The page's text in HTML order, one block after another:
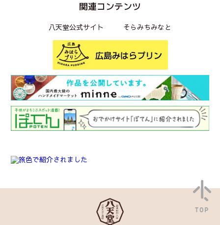
関連コンテンツ
八天堂公式サイト そらみちみなと
TOP